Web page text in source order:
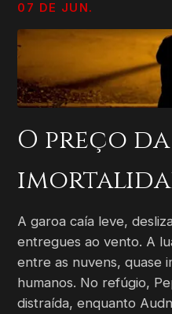
07 DE JUN.
O preço da
A garoa caía leve,
entregues ao vento. A
entre as nuvens, quase
humanos. No refúgio,
distraída, enquanto